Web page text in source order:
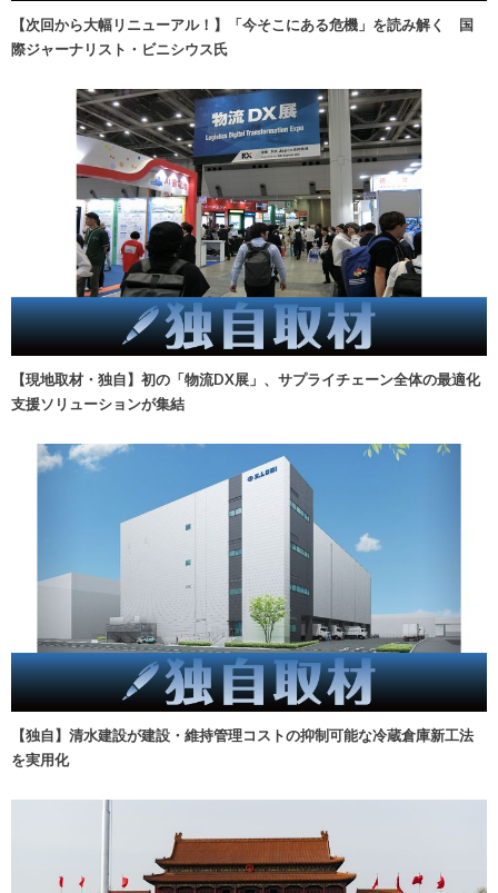
【次回から大幅リニューアル！】「今そこにある危機」を読み解く 国
際ジャーナリスト・ビニシウス氏
【現地取材・独自】初の「物流DX展」、サプライチェーン全体の最適化
支援ソリューションが集結
【独自】清水建設が建設・維持管理コストの抑制可能な冷蔵倉庫新工法
を実用化